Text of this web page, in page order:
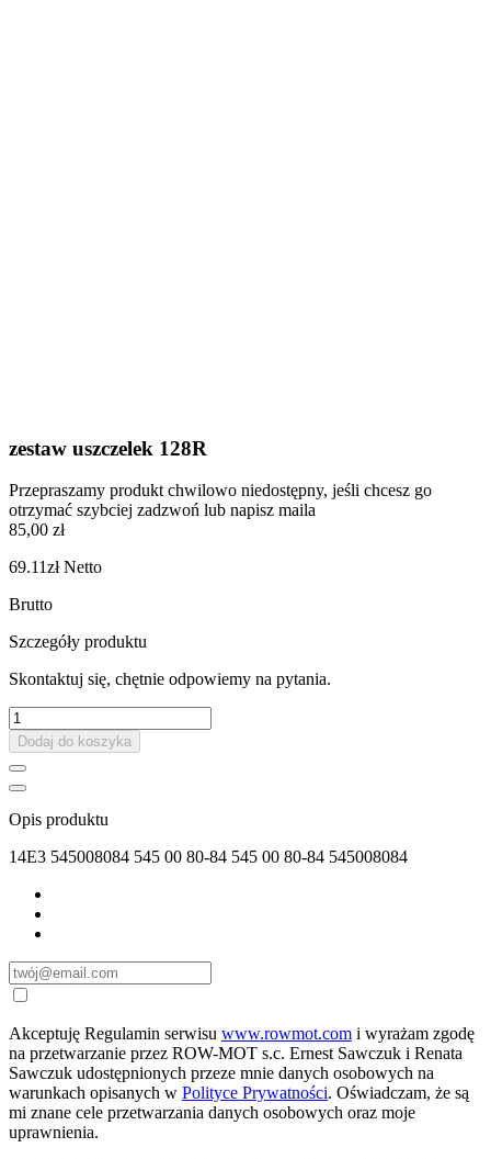
zestaw uszczelek 128R
Przepraszamy produkt chwilowo niedostępny, jeśli chcesz go
otrzymać szybciej zadzwoń lub napisz maila
85,00 zł
69.11zł Netto
Brutto
Szczegóły produktu
Skontaktuj się, chętnie odpowiemy na pytania.
Dodaj do koszyka
Opis produktu
14E3 545008084 545 00 80-84 545 00 80-84 545008084
Akceptuję Regulamin serwisu www.rowmot.com i wyrażam zgodę
na przetwarzanie przez ROW-MOT s.c. Ernest Sawczuk i Renata
Sawczuk udostępnionych przeze mnie danych osobowych na
warunkach opisanych w Polityce Prywatności. Oświadczam, że są
mi znane cele przetwarzania danych osobowych oraz moje
uprawnienia.